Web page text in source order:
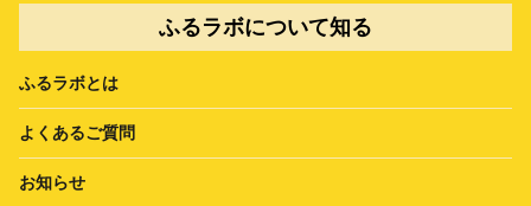
ふるラボについて知る
ふるラボとは
よくあるご質問
お知らせ